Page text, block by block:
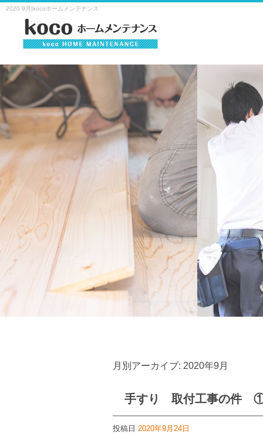
2020 9月|kocoホームメンテナンス
月別アーカイブ: 2020年9月
手すり 取付工事の件
投稿日 2020年9月24日